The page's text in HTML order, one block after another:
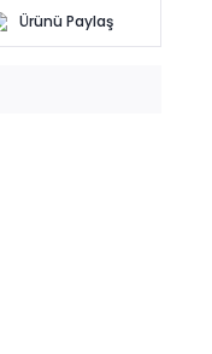
Ürünü Paylaş